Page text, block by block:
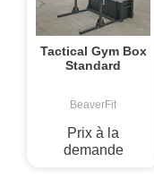
Tactical Gym Box
Standard
BeaverFit
Prix à la
demande